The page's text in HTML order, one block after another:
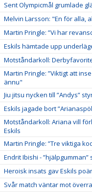
Sent Olympicmål grumlade
Melvin Larsson: "En för alla,
Martin Pringle: ”Vi har
Eskils hämtade upp
Motståndarkoll:
Martin Pringle: ”Viktigt att
ännu"
Jiu jitsu nycken till ”Andys”
Eskils jagade bort
Motståndarkoll: Ariana vill
Eskils
Martin Pringle: ”Tre viktiga
Endrit Ibishi -
Heroisk insats gav Eskils
Svår match väntar mot